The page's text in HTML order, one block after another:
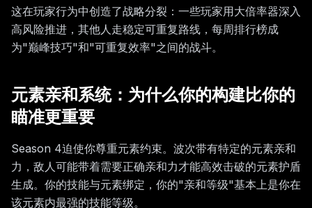
这在玩家行为中创造了战略分裂：一些玩家用大倍率器深入
高风险推进，其他人走稳定可重复路线，每周排行榜成
为"巅峰技巧"和"可重复效率"之间的战斗。
元素亲和系统：为什么你的构建比你的
瞄准更重要
Season 4迫使你尊重元素约束。波次带有特定的元素亲和
力，敌人可能带着需要正确亲和力才能高效击破的元素护盾
生成。你的技能与元素绑定，你的"亲和等级"基本上是你在
该元素内最强的技能等级。